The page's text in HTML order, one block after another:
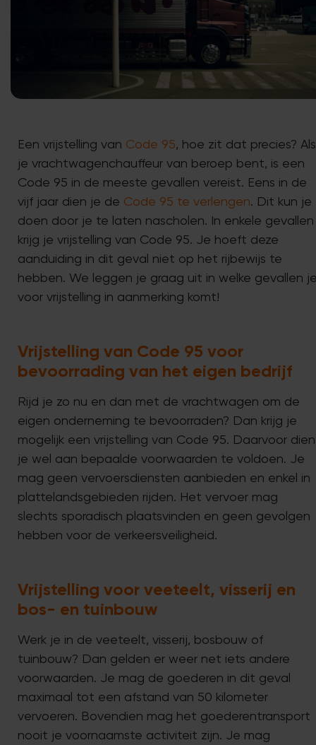
Een vrijstelling van Code 95, hoe zit dat precies? Als
je vrachtwagenchauffeur van beroep bent, is een
Code 95 in de meeste gevallen vereist. Eens in de
vijf jaar dien je de Code 95 te verlengen. Dit kun je
doen door je te laten nascholen. In enkele gevallen
krijg je vrijstelling van Code 95. Je hoeft deze
aanduiding in dit geval niet op het rijbewijs te
hebben. We leggen je graag uit in welke gevallen
voor vrijstelling in aanmerking komt!
Vrijstelling van Code 95 voor
bevoorrading van het eigen bedrijf
Rijd je zo nu en dan met de vrachtwagen om de
eigen onderneming te bevoorraden? Dan krijg je
mogelijk een vrijstelling van Code 95. Daarvoor dien
je wel aan bepaalde voorwaarden te voldoen. Je
mag geen vervoersdiensten aanbieden en enkel in
plattelandsgebieden rijden. Het vervoer mag
slechts sporadisch plaatsvinden en geen gevolgen
hebben voor de verkeersveiligheid.
Vrijstelling voor veeteelt, visserij en
bos- en tuinbouw
Werk je in de veeteelt, visserij, bosbouw of
tuinbouw? Dan gelden er weer net iets andere
voorwaarden. Je mag de goederen in dit geval
maximaal tot een afstand van 50 kilometer
vervoeren. Bovendien mag het goederentransport
nooit je voornaamste activiteit zijn. Je mag